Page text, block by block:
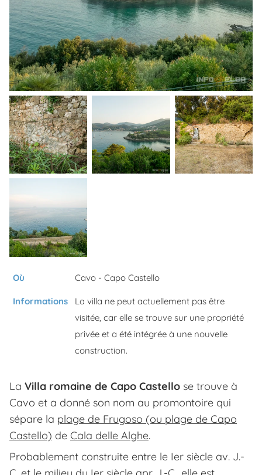
Où Cavo - Capo Castello
Informations
La villa ne peut actuellement pas être
visitée, car elle se trouve sur une propriété
privée et a été intégrée à une nouvelle
construction.
La Villa romaine de Capo Castello se trouve à
Cavo et a donné son nom au promontoire qui
sépare la plage de Frugoso (ou plage de Capo
Castello) de Cala delle Alghe.
Probablement construite entre le Ier siècle av. J.-